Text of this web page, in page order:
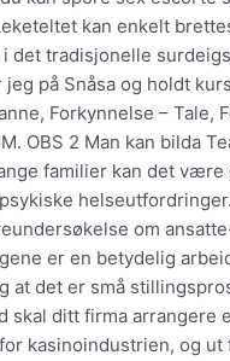
kan enkelt
det tradisjonelle
jeg på Snåsa og holdt
Forkynnelse – Tale,
OBS 2 Man kan bilda
familier kan det
om
er en betydelig
at det er små
skal ditt firma arrangere
kasinoindustrien, og ut